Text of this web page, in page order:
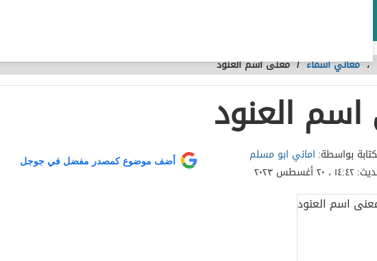
،معاني أسماء /معنى اسم العنود
العنود
بواسطة: اماني ابو مسلم
١٤:٤٢ ، ٢٠ أغسطس ٢٠٢٣
أضف موضوع كمصدر مفضل في جوجل